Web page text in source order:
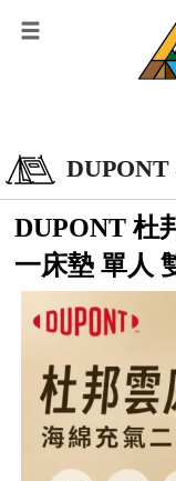
DUPONT
DUPONT 杜
一床墊 單人